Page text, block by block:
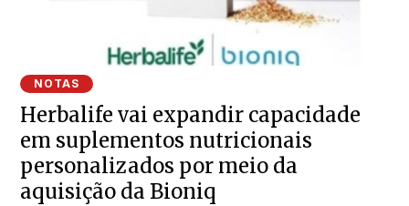
NOTAS
Herbalife vai expandir capacidade
em suplementos nutricionais
personalizados por meio da
aquisição da Bioniq